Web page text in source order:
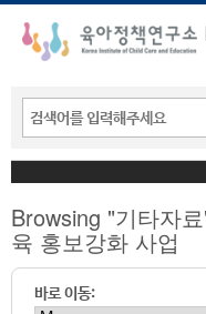
Browsing "기타자
육 홍보강화 사업
바로 이동: